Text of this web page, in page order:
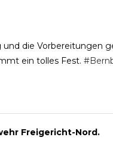
die
ein tolles Fest.
Freigericht-Nord.